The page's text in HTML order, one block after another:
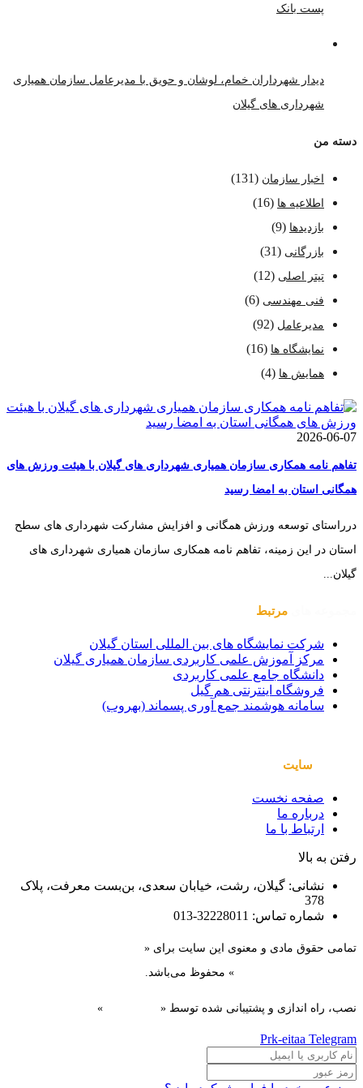
پست بانک
دیدار شهرداران خمام، لوشان و حویق با مدیرعامل سازمان همیاری
شهرداری های گیلان
دسته من
اخبار سازمان (131)
اطلاعیه ها (16)
بازدیدها (9)
بازرگانی (31)
تیتر اصلی (12)
فنی مهندسی (6)
مدیرعامل (92)
نمایشگاه ها (16)
همایش ها (4)
2026-06-07
تفاهم نامه همکاری سازمان همیاری شهرداری های گیلان با هیئت ورزش های
همگانی استان به امضا رسید
درراستای توسعه ورزش همگانی و افزایش مشارکت شهرداری های سطح
استان در این زمینه، تفاهم نامه همکاری سازمان همیاری شهرداری های
گیلان...
مرتبط
شرکت نمایشگاه های بین المللی استان گیلان
مرکز آموزش علمی کاربردی سازمان همیاری گیلان
دانشگاه جامع علمی کاربردی
فروشگاه اینترنتی هم گیل
سامانه هوشمند جمع آوری پسماند (بهروب)
سایت
صفحه نخست
درباره ما
ارتباط با ما
رفتن به بالا
نشانی: گیلان، رشت، خیابان سعدی، بن‌بست معرفت، پلاک
378
شماره تماس: 32228011-013
تمامی حقوق مادی و معنوی این سایت برای «
» محفوظ می‌باشد.
نصب، راه اندازی و پشتیبانی شده توسط « »
Prk-eitaa Telegram